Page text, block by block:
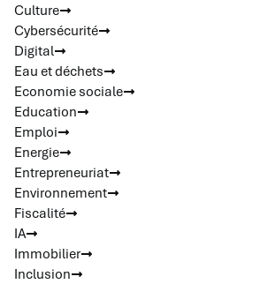
Culture
Cybersécurité
Digital
Eau et déchets
Economie sociale
Education
Emploi
Energie
Entrepreneuriat
Environnement
Fiscalité
IA
Immobilier
Inclusion